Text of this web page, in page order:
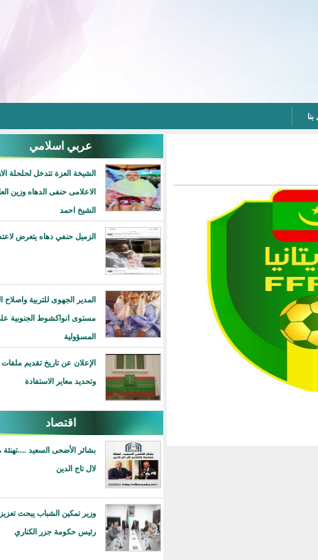
عربي اسلامي
الشيخة العزة تتدخل لحلحلة الازمة بين
الاعلامى حنفى الدهاه وزين العابدين بن
الشيخ احمد
الزميل حنفي دهاه يتعرض لاعتداء آثم
المدير الجهوى للتربية واصلاح التعليم على
مستوى انواكشوط الجنوبية على مستوى
المسؤولية
الإعلان عن تاريخ تقديم ملفات دعم الصحافة
وتحديد معاير الاستفادة
بشائر الأضحى السعيد ....تهنئة مفعمة
لال تاج الدين
وزير تمكين الشباب يبحث تعزيز التعاون مع
رئيس حكومة جزر الكناري